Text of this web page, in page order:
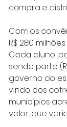
compra e
Com os
R$ 280
Cada aluno,
sendo parte
governo do
vindo dos
municípios
valor, que